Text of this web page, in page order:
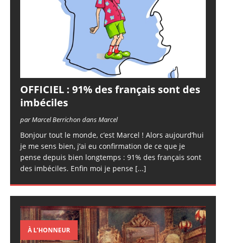
OFFICIEL : 91% des français sont des
imbéciles
par Marcel Berrichon dans Marcel
Bonjour tout le monde, c’est Marcel ! Alors aujourd’hui
je me sens bien, j’ai eu confirmation de ce que je
pense depuis bien longtemps : 91% des français sont
des imbéciles. Enfin moi je pense [...]
À L’HONNEUR